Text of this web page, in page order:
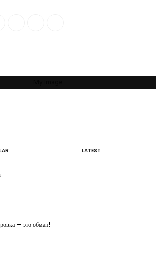
LATEST
— это обман!